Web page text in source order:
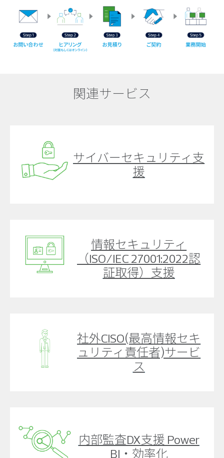
関連サービス
サイバーセキュリティ支
援
情報セキュリティ
（ISO/IEC 27001:2022認
証取得）支援
社外CISO(最高情報セキ
ュリティ責任者)サービ
ス
内部監査DX支援 Power
BI・効率化